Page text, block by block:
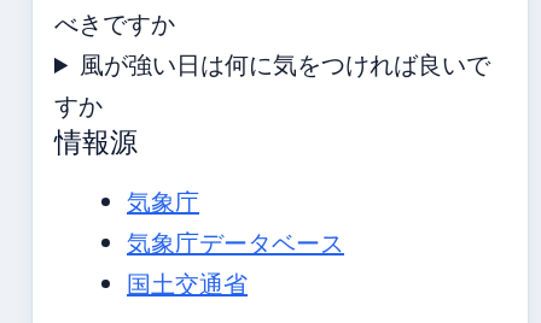
べきですか
風が強い日は何に気をつければ良いで
すか
情報源
気象庁
気象庁データベース
国土交通省